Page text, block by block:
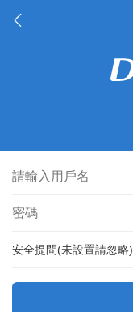
安全提問(未設置請忽略)